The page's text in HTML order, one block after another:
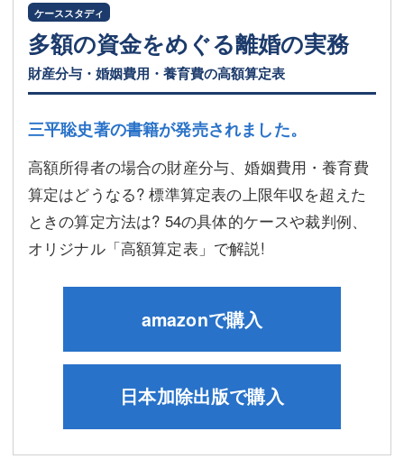
多額の資金をめぐる離婚の実務
ケーススタディ
財産分与・婚姻費用・養育費の高額算定表
三平聡史著の書籍が発売されました。
高額所得者の場合の財産分与、婚姻費用・養育費
算定はどうなる? 標準算定表の上限年収を超えた
ときの算定方法は? 54の具体的ケースや裁判例、
オリジナル「高額算定表」で解説!
日本加除出版で購入
amazonで購入